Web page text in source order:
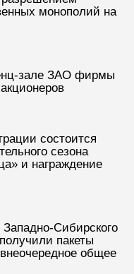
монополий на
зале ЗАО фирмы
состоится
сезона
и награждение
Сибирского
пакеты
общее